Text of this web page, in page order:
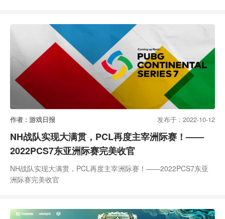
作者 : 游戏日报 发布于 : 2022-10-12
NH战队实现大满贯，PCL再度主宰洲际赛！——
2022PCS7东亚洲际赛完美收官
NH战队实现大满贯，PCL再度主宰洲际赛！——2022PCS7东亚
洲际赛完美收官